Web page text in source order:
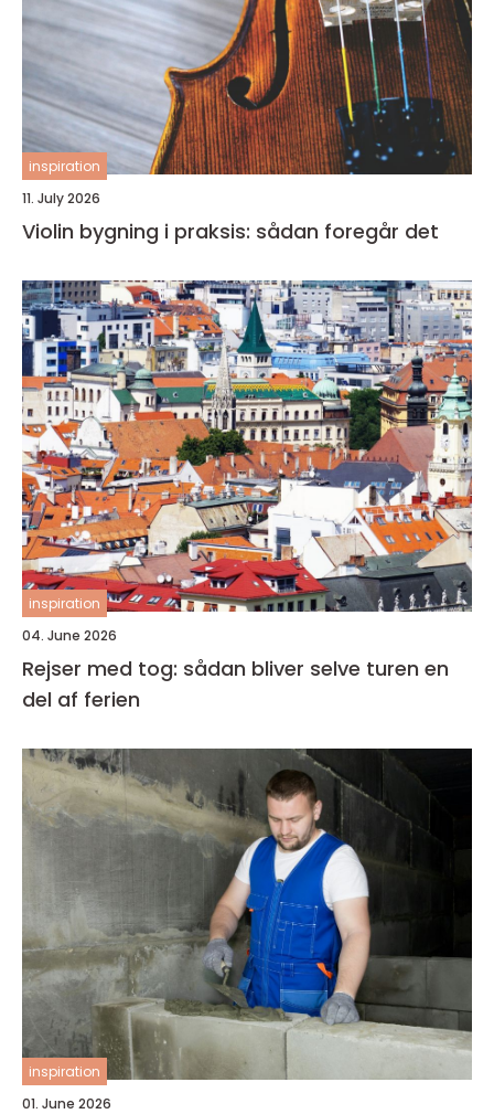
inspiration
11. July 2026
Violin bygning i praksis: sådan foregår det
inspiration
04. June 2026
Rejser med tog: sådan bliver selve turen en
del af ferien
inspiration
01. June 2026